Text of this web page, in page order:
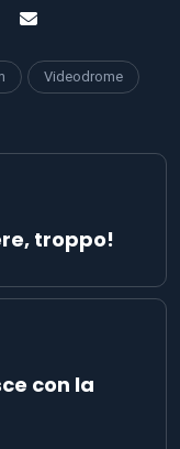
Videodrome
troppo!
con la